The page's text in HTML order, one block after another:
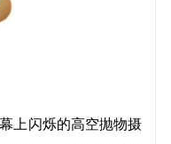
上闪烁的高空抛物摄